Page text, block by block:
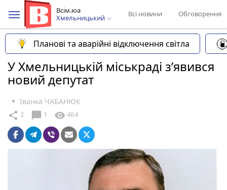
Всім.юа
Хмельницький
Всі новини Обговорення
Планові та аварійні відключення світла
У Хмельницькій міськраді з’явився
новий депутат
Іванка ЧАБАНЮК
share 2 chat_bubble 1 visibility 464